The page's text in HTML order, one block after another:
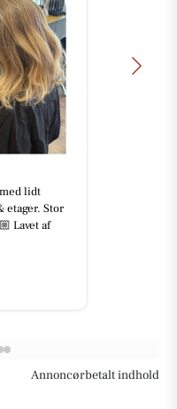
lidt
etager. Stor
Lavet af
Annoncørbetalt indhold